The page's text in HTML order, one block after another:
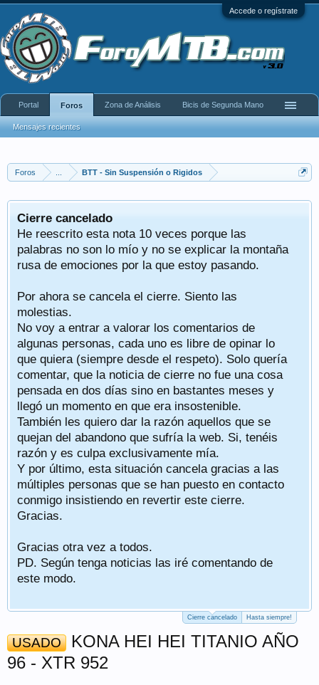
Accede o regístrate
Foros BTT - Sin Suspensión o Rigidos
Cierre cancelado
He reescrito esta nota 10 veces porque las
palabras no son lo mío y no se explicar la montaña
rusa de emociones por la que estoy pasando.
Por ahora se cancela el cierre. Siento las
molestias.
No voy a entrar a valorar los comentarios de
algunas personas, cada uno es libre de opinar lo
que quiera (siempre desde el respeto). Solo quería
comentar, que la noticia de cierre no fue una cosa
pensada en dos días sino en bastantes meses y
llegó un momento en que era insostenible.
También les quiero dar la razón aquellos que se
quejan del abandono que sufría la web. Si, tenéis
razón y es culpa exclusivamente mía.
Y por último, esta situación cancela gracias a las
múltiples personas que se han puesto en contacto
conmigo insistiendo en revertir este cierre.
Gracias.
Gracias otra vez a todos.
PD. Según tenga noticias las iré comentando de
este modo.
Cierre cancelado Hasta siempre!
USADO
KONA HEI HEI TITANIO AÑO
96 - XTR 952
Portal Foros
Mensajes recientes
Zona de Análisis Bicis de Segunda Mano